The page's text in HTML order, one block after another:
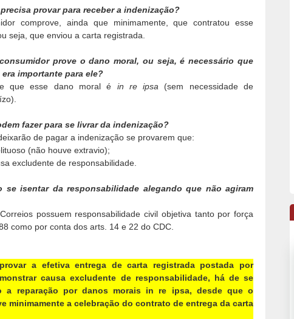
provar para receber a indenização?
comprove, ainda que minimamente, que contratou esse
seja, que enviou a carta registrada.
prove o dano moral, ou seja, é necessário que
importante para ele?
que esse dano moral é in re ipsa (sem necessidade de
fazer para se livrar da indenização?
de pagar a indenização se provarem que:
(não houve extravio);
excludente de responsabilidade.
se isentar da responsabilidade alegando que não agiram
possuem responsabilidade civil objetiva tanto por força
como por conta dos arts. 14 e 22 do CDC.
a efetiva entrega de carta registrada postada por
causa excludente de responsabilidade, há de se
a reparação por danos morais in re ipsa, desde que o
minimamente a celebração do contrato de entrega da carta